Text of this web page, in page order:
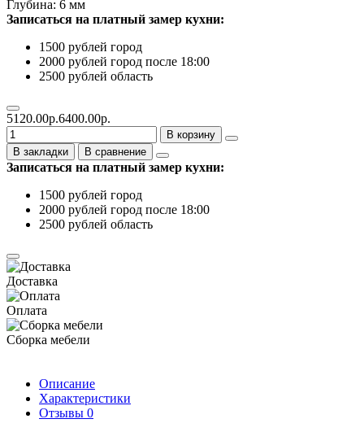
Глубина: 6 мм
Записаться на платный замер кухни:
1500 рублей город
2000 рублей город после 18:00
2500 рублей область
5120.00р.6400.00р.
В корзину
В закладки
В сравнение
Записаться на платный замер кухни:
1500 рублей город
2000 рублей город после 18:00
2500 рублей область
Доставка
Оплата
Сборка мебели
Описание
Характеристики
Отзывы 0